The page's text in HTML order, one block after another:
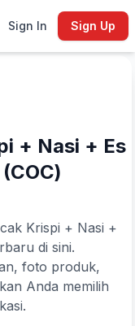
Sign In Sign Up
+ Nasi + Es
Krispi + Nasi +
di sini.
foto produk,
Anda memilih